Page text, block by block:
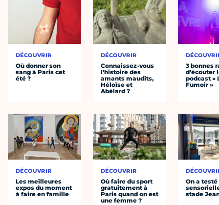
DÉCOUVRIR
Où donner son
sang à Paris cet
été ?
DÉCOUVRIR
Les meilleures
expos du moment
à faire en famille
DÉCOUVRIR
Connaissez-vous
l’histoire des
amants maudits,
Héloïse et
Abélard ?
DÉCOUVRIR
Où faire du sport
gratuitement à
Paris quand on est
une femme ?
3 bonnes
d’écouter
podcast «
Fumoir »
On a
stade